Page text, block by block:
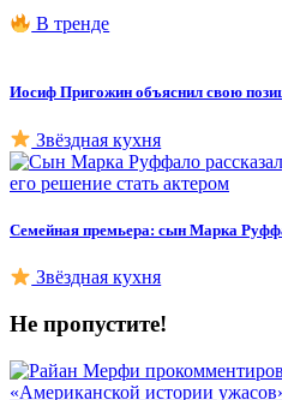
В тренде
Иосиф Пригожин объяснил свою
Звёздная кухня
Семейная премьера: сын Марка
Звёздная кухня
Не пропустите!